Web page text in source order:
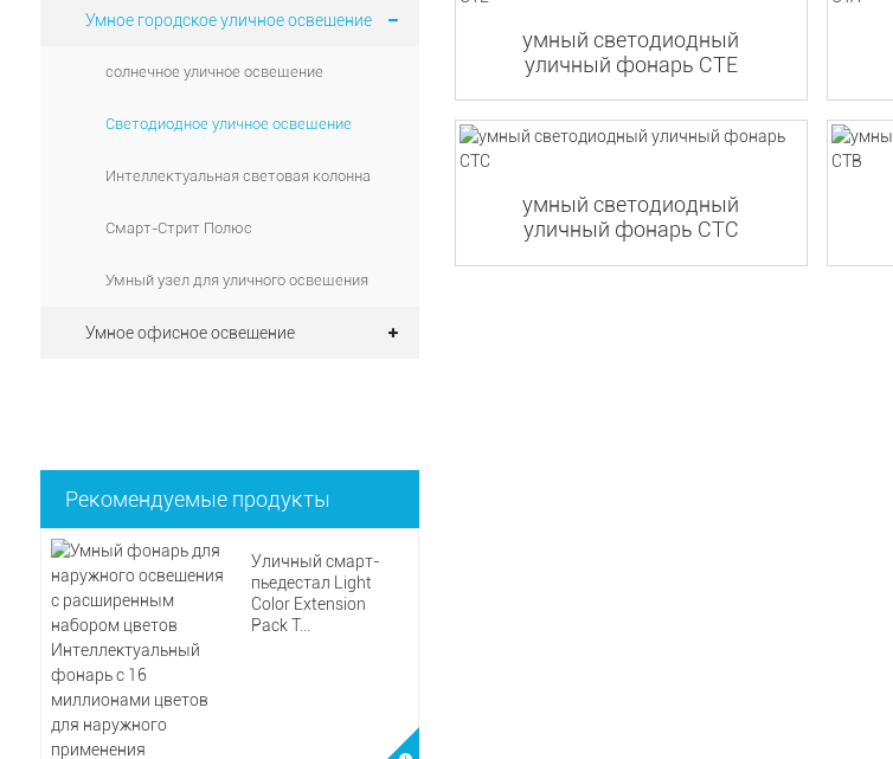
Умное городское уличное освещение
солнечное уличное освещение
Светодиодное уличное освещение
Интеллектуальная световая колонна
Смарт-Стрит Полюс
Умный узел для уличного освещения
Умное офисное освещение
Рекомендуемые продукты
Уличный смарт-
пьедестал Light
Color Extension
Pack T...
умный светодиодный
уличный фонарь CTE
умный светодиодный
уличный фонарь CTC